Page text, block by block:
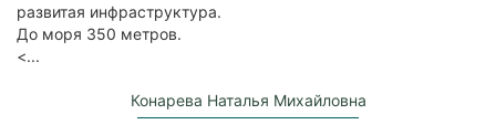
развитая инфраструктура.
До моря 350 метров.
<...
Конарева Наталья Михайловна